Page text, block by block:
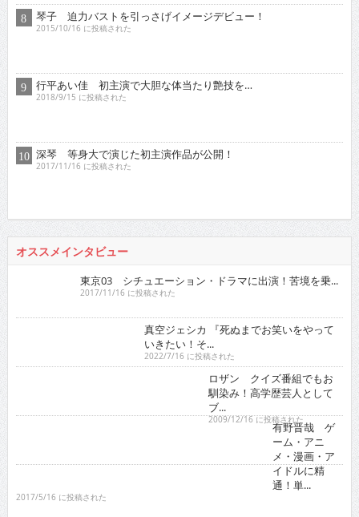
琴子 迫力バストを引っさげイメージデビュー！
2015/10/16 に投稿された
2018/9/15 に投稿された
東京03 シチュエーション・ドラマに出演！苦境を乗...
2017/11/16 に投稿された
いきたい！そ...
2022/7/16 に投稿された
ロザン クイズ番組でもお
馴染み！高学歴芸人として
ブ...
2009/12/16 に投稿された
有野晋哉 ゲ
ーム・アニ
メ・漫画・ア
通！単...
ゴー☆ジャス 『夢が叶うというのは直線ではなくいろ...
グラビア